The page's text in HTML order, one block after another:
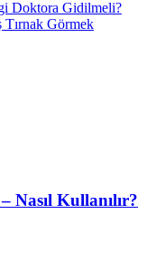
Doktora Gidilmeli?
Tırnak Görmek
Nasıl Kullanılır?